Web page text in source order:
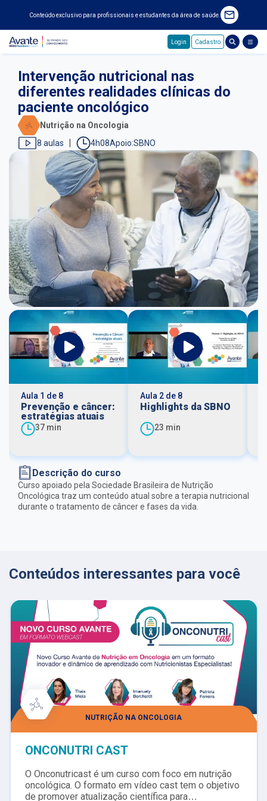
Conteúdo exclusivo para profissionais e estudantes da área de saúde.
Login Cadastro
Intervenção nutricional nas
diferentes realidades clínicas do
paciente oncológico
Nutrição na Oncologia
8 aulas
4h08 SBNO
Aula 1 de 8
Prevenção e câncer:
estratégias atuais
37 min
Aula 2 de 8
Highlights da SBNO
23 min
Descrição do curso
Curso apoiado pela Sociedade Brasileira de Nutrição
Oncológica traz um conteúdo atual sobre a terapia nutricional
durante o tratamento de câncer e fases da vida.
Conteúdos interessantes para você
NUTRIÇÃO NA ONCOLOGIA
ONCONUTRI CAST
O Onconutricast é um curso com foco em nutrição
oncológica. O formato em vídeo cast tem o objetivo
de promover atualização científica para